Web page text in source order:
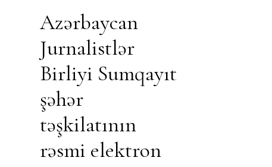
Azərbaycan
Jurnalistlər
Birliyi Sumqayıt
şəhər
təşkilatının
rəsmi elektron